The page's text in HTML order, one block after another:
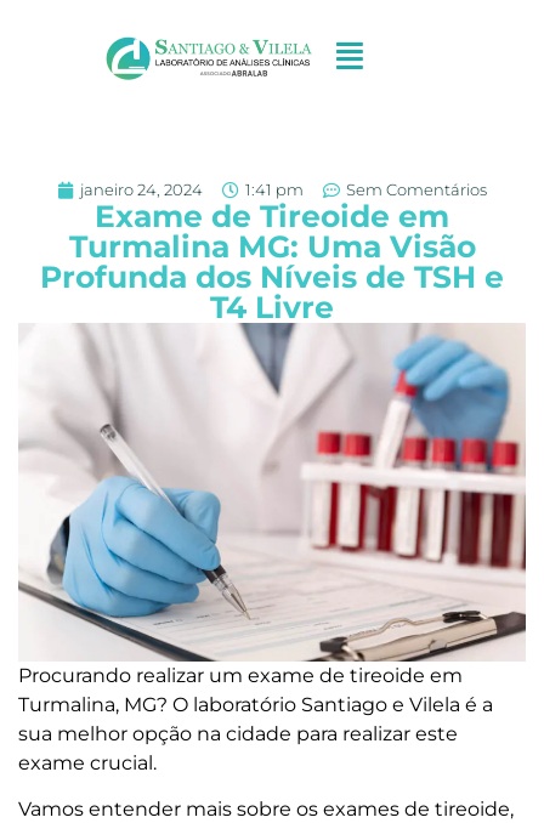
janeiro 24, 2024 1:41 pm Sem Comentários
Exame de Tireoide em
Turmalina MG: Uma Visão
Profunda dos Níveis de TSH e
T4 Livre
Procurando realizar um exame de tireoide em
Turmalina, MG? O laboratório Santiago e Vilela é a
sua melhor opção na cidade para realizar este
exame crucial.
Vamos entender mais sobre os exames de tireoide,